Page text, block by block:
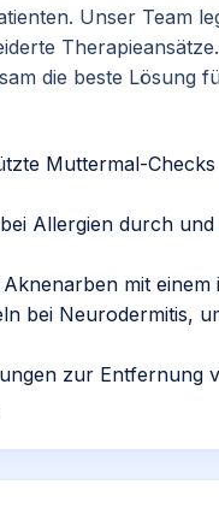
Unser Team
die beste Lösung
Muttermal-
Allergien durch
mit einem
bei Neurodermitis,
zur Entfernung